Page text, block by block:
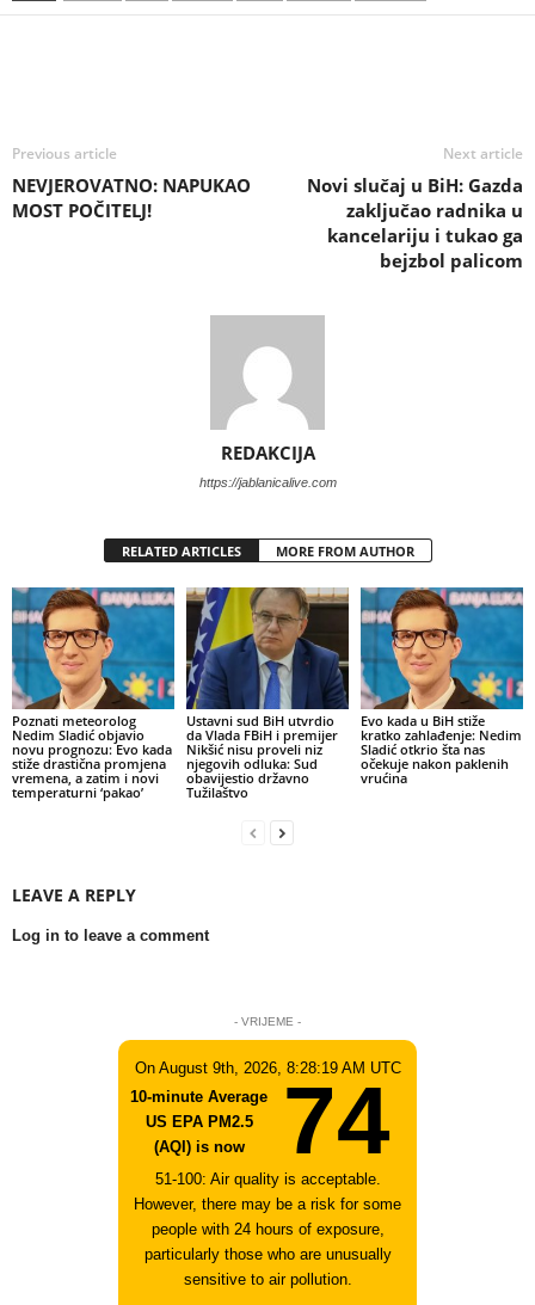
Previous article
NEVJEROVATNO: NAPUKAO
MOST POČITELJ!
Next article
Novi slučaj u BiH: Gazda
zaključao radnika u
kancelariju i tukao ga
bejzbol palicom
REDAKCIJA
https://jablanicalive.com
RELATED ARTICLES MORE FROM AUTHOR
Poznati meteorolog
Nedim Sladić objavio
novu prognozu: Evo kada
stiže drastična promjena
vremena, a zatim i novi
temperaturni ‘pakao’
Ustavni sud BiH utvrdio
da Vlada FBiH i premijer
Nikšić nisu proveli niz
njegovih odluka: Sud
obavijestio državno
Tužilaštvo
Evo kada u BiH stiže
kratko zahlađenje: Nedim
Sladić otkrio šta nas
očekuje nakon paklenih
vrućina
LEAVE A REPLY
Log in to leave a comment
- VRIJEME -
On August 9th, 2026, 8:28:19 AM UTC
10-minute Average
US EPA PM2.5
(AQI) is now
74
51-100: Air quality is acceptable.
However, there may be a risk for some
people with 24 hours of exposure,
particularly those who are unusually
sensitive to air pollution.